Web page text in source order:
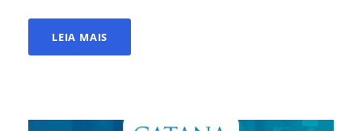
LEIA MAIS